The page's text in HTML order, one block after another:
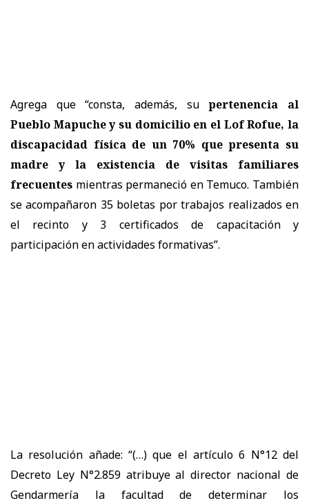
Agrega que “consta, además, supertenencia al
Pueblo Mapuche y su domicilio en el Lof Rofue, la
discapacidad física de un 70% que presenta su
madre y la existencia de visitas familiares
frecuentes mientras permaneció en Temuco. También
se acompañaron 35 boletas por trabajos realizados en
el recinto y 3 certificados de capacitación y
participación en actividades formativas”.
La resolución añade: “(…) que el artículo 6 N°12 del
Decreto Ley N°2.859 atribuye al director nacional de
Gendarmería la facultad de determinar los